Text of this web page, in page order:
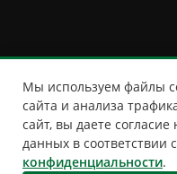
Мы используем файлы
сайта и анализа
сайт, вы даете
данных в соответствии с
конфиденциальности.